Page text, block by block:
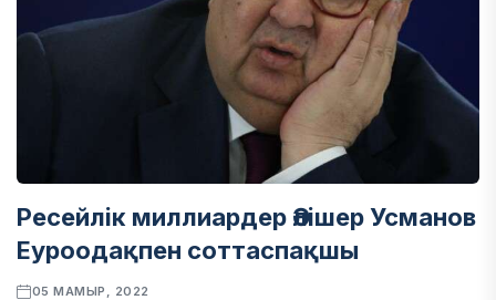
Ресейлік миллиардер Әлішер Усманов
Еуроодақпен соттаспақшы
05 МАМЫР, 2022